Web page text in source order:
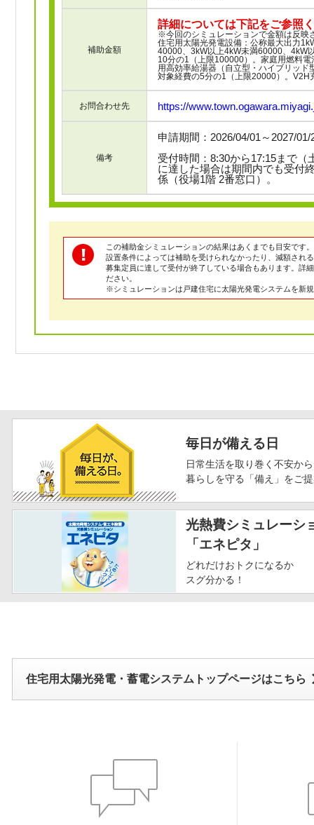
補助金額
詳細については下記をご参照
※今回のシミュレーションで金額は反映
住宅用太陽光発電設備：公称最大出力
40000、3kW以上4kW未満60000、4kW
10分の1（上限100000）。家庭用燃料
用高効率給湯器（自立型・ハイブリッ
対象経費の5分の1（上限20000）。
お問合わせ先 https://
備考
申請期間：2026/04/01～2027/01/
受付時間：8:30から17:15まで
に達した場合は期間内でも受付
係（役場1階 2番窓口）。
この補助金シミュレーションの結果はあくまでも目安です。
設置条件によっては補助を受けられなかったり、減額され
募集定員に達して受付が終了している場合もあります。詳
ださい。
※シミュレーションは戸建住宅に太陽光発電システムを新
毎日が備える日
日常生活を取り巻く不安から
暮らしを守る「備え」をご
光熱費シミュレーシ
「エネピタ」
どれだけおトクになるか
スグ分かる！
住宅用太陽光発電・蓄電システムトップページはこちら